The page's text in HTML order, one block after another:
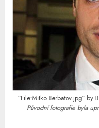
“File:Mitko Berbatov.jpg” by
Původní fotografie byla